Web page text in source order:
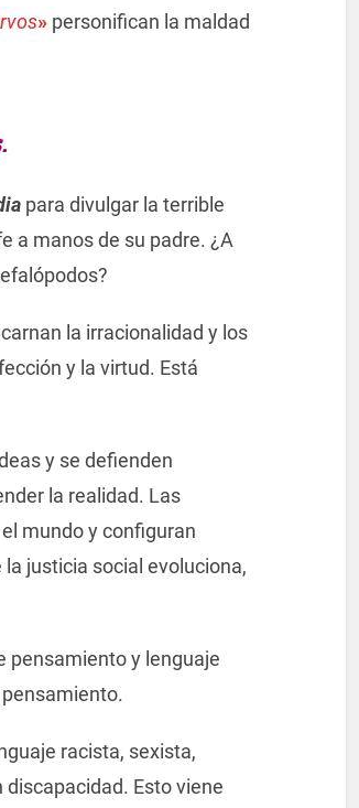
»personifican la maldad
para divulgar la terrible
a manos de su padre. ¿A
la irracionalidad y los
y la virtud. Está
y se defienden
la realidad. Las
mundo y configuran
justicia social evoluciona,
pensamiento y lenguaje
racista, sexista,
Esto viene